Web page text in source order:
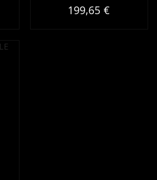
199,65 €